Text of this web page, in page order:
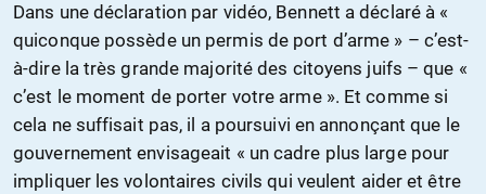
Dans une déclaration par vidéo, Bennett a déclaré à «
quiconque possède un permis de port d’arme » – c’est-
à-dire la très grande majorité des citoyens juifs – que «
c’est le moment de porter votre arme ». Et comme si
cela ne suffisait pas, il a poursuivi en annonçant que le
gouvernement envisageait « un cadre plus large pour
impliquer les volontaires civils qui veulent aider et être